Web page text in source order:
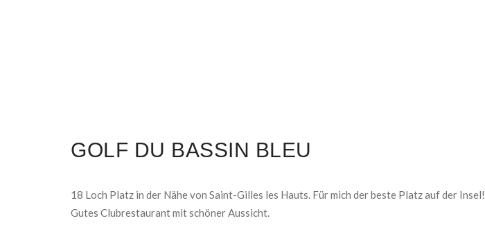
GOLF DU BASSIN BLEU
18 Loch Platz in der Nähe von Saint-Gilles les Hauts. Für mich der beste Platz auf der Insel!
Gutes Clubrestaurant mit schöner Aussicht.